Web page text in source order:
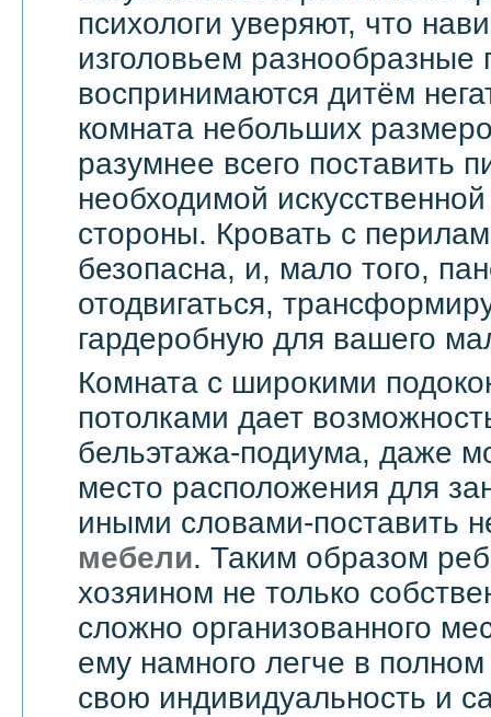
психологи уверяют, что
изголовьем разнообразные
воспринимаются дитём
комната небольших
разумнее всего поставить
необходимой
стороны. Кровать с
безопасна, и, мало того,
отодвигаться,
гардеробную для вашего
Комната с широкими
потолками дает
бельэтажа-подиума, даже
место расположения для
иными словами-поставить
мебели. Таким образом
хозяином не только
сложно организованного
ему намного легче в
свою индивидуальность и